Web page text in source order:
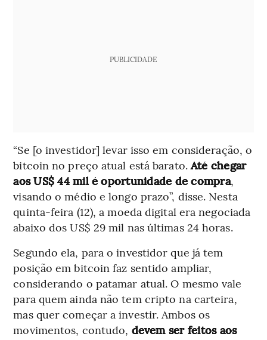
PUBLICIDADE
“Se [o investidor] levar isso em consideração, o
bitcoin no preço atual está barato.Até chegar
aos US$ 44 mil é oportunidade de compra,
visando o médio e longo prazo”, disse. Nesta
quinta-feira (12), a moeda digital era negociada
abaixo dos US$ 29 mil nas últimas 24 horas.
Segundo ela, para o investidor que já tem
posição em bitcoin faz sentido ampliar,
considerando o patamar atual. O mesmo vale
para quem ainda não tem cripto na carteira,
mas quer começar a investir. Ambos os
movimentos, contudo, devem ser feitos aos